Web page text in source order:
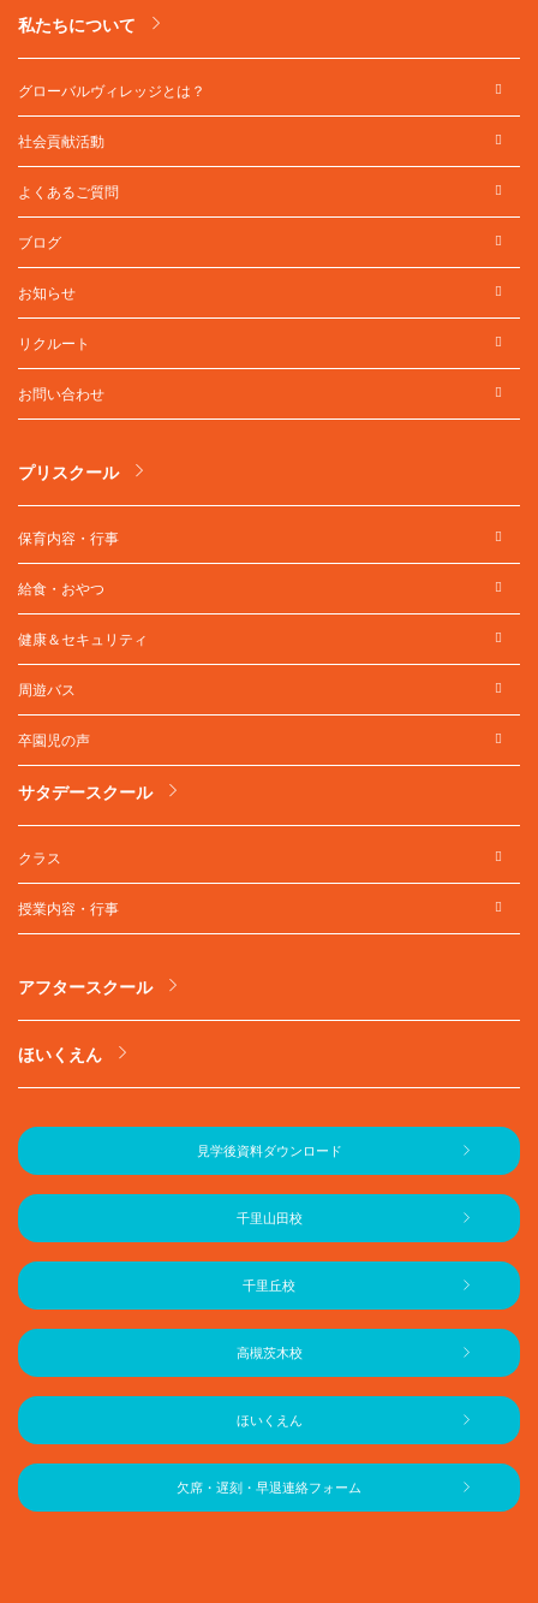
私たちについて
グローバルヴィレッジとは？
社会貢献活動
よくあるご質問
ブログ
お知らせ
リクルート
お問い合わせ
プリスクール
保育内容・行事
給食・おやつ
健康＆セキュリティ
周遊バス
卒園児の声
サタデースクール
クラス
授業内容・行事
アフタースクール
ほいくえん
見学後資料ダウンロード
千里山田校
千里丘校
高槻茨木校
ほいくえん
欠席・遅刻・早退連絡フォーム